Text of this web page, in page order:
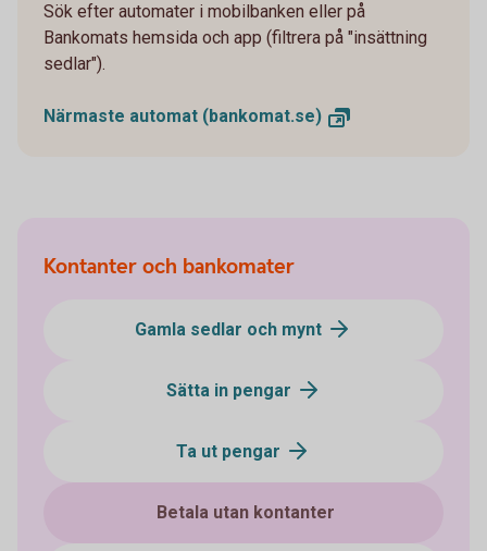
Sök efter automater i mobilbanken eller på
Bankomats hemsida och app (filtrera på "insättning
sedlar").
Närmaste automat (bankomat.se)
Kontanter och bankomater
Gamla sedlar och mynt
Sätta in pengar
Ta ut pengar
Betala utan kontanter